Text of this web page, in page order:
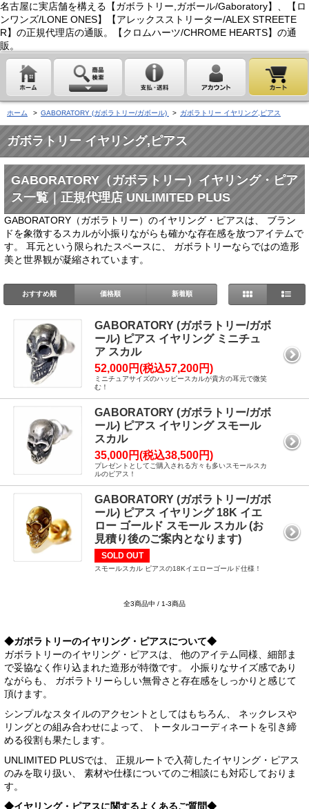
名古屋に実店舗を構える【ガボラトリー,ガボール/Gaboratory】、【ロ
ンワンズ/LONE ONES】【アレックスストリーター/ALEX STREETE
R】の正規代理店の通販。【クロムハーツ/CHROME HEARTS】の通
販。
ホーム > GABORATORY (ガボラトリー/ガボール) > ガボラトリー イヤリング,ピアス
ガボラトリー イヤリング,ピアス
GABORATORY（ガボラトリー）イヤリング・ピア
ス一覧｜正規代理店 UNLIMITED PLUS
GABORATORY（ガボラトリー）のイヤリング・ピアスは、 ブラン
ドを象徴するスカルが小振りながらも確かな存在感を放つアイテムで
す。 耳元という限られたスペースに、 ガボラトリーならではの造形
美と世界観が凝縮されています。
おすすめ順 価格順 新着順
GABORATORY (ガボラトリー/ガボ
ール) ピアス イヤリング ミニチュ
ア スカル
52,000円(税込57,200円)
ミニチュアサイズのハッピースカルが貴方の耳元で微笑
む！
GABORATORY (ガボラトリー/ガボ
ール) ピアス イヤリング スモール
スカル
35,000円(税込38,500円)
プレゼントとしてご購入される方々も多いスモールスカ
ルのピアス！
GABORATORY (ガボラトリー/ガボ
ール) ピアス イヤリング 18K イエ
ロー ゴールド スモール スカル (お
見積り後のご案内となります)
SOLD OUT
スモールスカル ピアスの18Kイエローゴールド仕様！
全3商品中 / 1-3商品
◆ガボラトリーのイヤリング・ピアスについて◆
ガボラトリーのイヤリング・ピアスは、 他のアイテム同様、細部ま
で妥協なく作り込まれた造形が特徴です。 小振りなサイズ感であり
ながらも、 ガボラトリーらしい無骨さと存在感をしっかりと感じて
頂けます。
シンプルなスタイルのアクセントとしてはもちろん、 ネックレスや
リングとの組み合わせによって、 トータルコーディネートを引き締
める役割も果たします。
UNLIMITED PLUSでは、 正規ルートで入荷したイヤリング・ピアス
のみを取り扱い、 素材や仕様についてのご相談にも対応しておりま
す。
◆イヤリング・ピアスに関するよくあるご質問◆